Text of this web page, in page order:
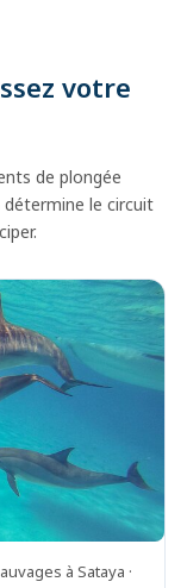
votre
de plongée
le circuit
à Sataya ·